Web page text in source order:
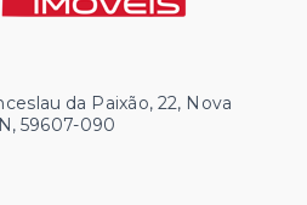
da Paixão, 22, Nova
59607-090